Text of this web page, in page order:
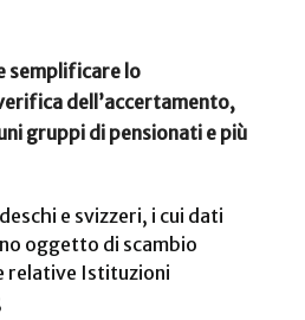
semplificare lo
dell’accertamento,
gruppi di pensionati e più
e svizzeri, i cui dati
oggetto di scambio
relative Istituzioni